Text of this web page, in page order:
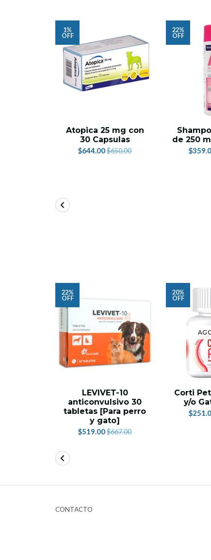
1%
OFF
Atopica 25 mg con
30 Capsulas
$644.00$650.00
22%
OFF
de 250
22%
OFF
LEVIVET-10
anticonvulsivo 30
tabletas [Para perro
y gato]
$519.00$667.00
20%
OFF
Corti
y/o
CONTACTO